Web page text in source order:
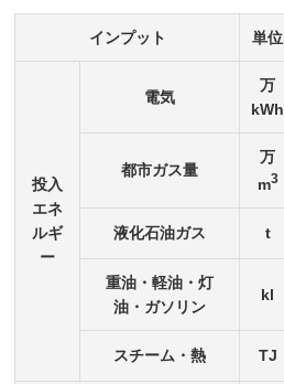
インプット 単位
投入
エネ
ルギ
ー
電気
万
kWh
都市ガス量
万
m3
液化石油ガス t
重油・軽油・灯
油・ガソリン
kl
スチーム・熱 TJ